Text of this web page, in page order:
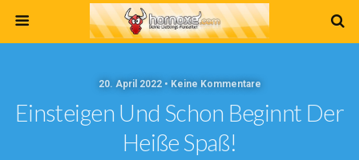
20. April 2022 • Keine Kommentare
Einsteigen Und Schon Beginnt Der
Heiße Spaß!